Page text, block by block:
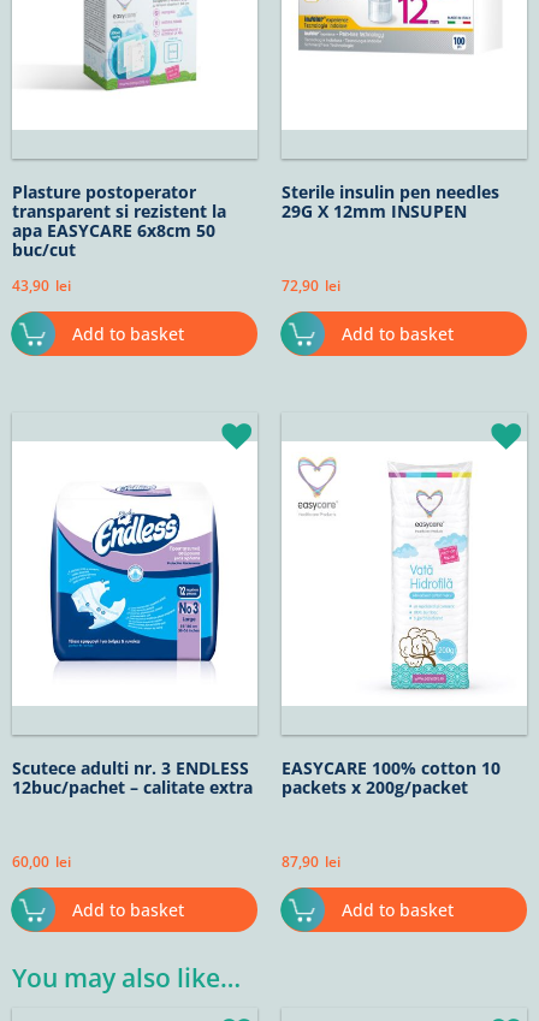
Plasture postoperator
transparent si rezistent la
apa EASYCARE 6x8cm 50
buc/cut
43,90 lei
Add to basket
Sterile insulin pen needles
29G X 12mm INSUPEN
72,90 lei
Add to basket
Scutece adulti nr. 3 ENDLESS
12buc/pachet – calitate extra
60,00 lei
Add to basket
EASYCARE 100% cotton 10
packets x 200g/packet
87,90 lei
Add to basket
You may also like…